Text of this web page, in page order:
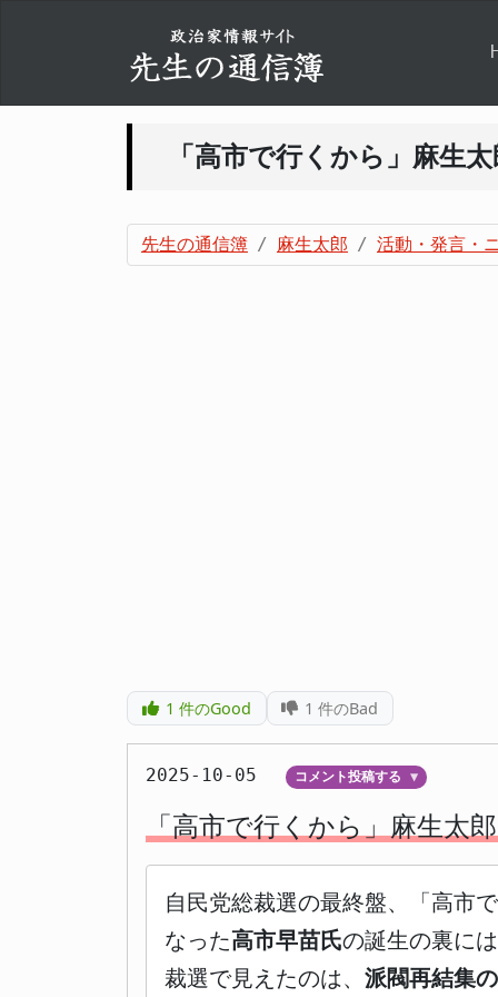
「高市で行くから」麻生
先生の通信簿 麻生太郎 活動・発言・
1 件のGood 1 件のBad
2025-10-05 コメント投稿する ▼
「高市で行くから」麻生
自民党総裁選の最終盤、「高市
なった高市早苗氏の誕生の裏に
裁選で見えたのは、 派閥再結集